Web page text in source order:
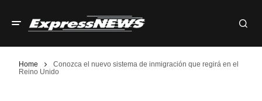
Home
Conozca el nuevo sistema de inmigración que regirá en el
Reino Unido